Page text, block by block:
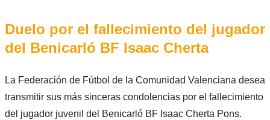
Duelo por el fallecimiento del jugador
del Benicarló BF Isaac Cherta
La Federación de Fútbol de la Comunidad Valenciana desea
transmitir sus más sinceras condolencias por el fallecimiento
del jugador juvenil del Benicarló BF Isaac Cherta Pons.